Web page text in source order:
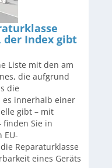
der Index gibt
Liste mit den am
die aufgrund
die
es innerhalb einer
gibt – mit
finden Sie in
EU-
Reparaturklasse
eines Geräts